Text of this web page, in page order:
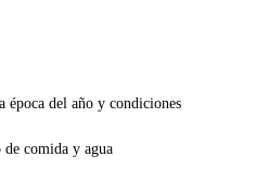
época del año y condiciones
comida y agua